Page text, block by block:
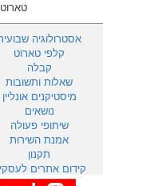
אסטרולוגיה
קלפי טארוט
קבלה
שאלות ותשובות
מיסטיקנים אונליין
נושאים
שיתופי פעולה
אמנת השירות
תקנון
קידום אתרים
901